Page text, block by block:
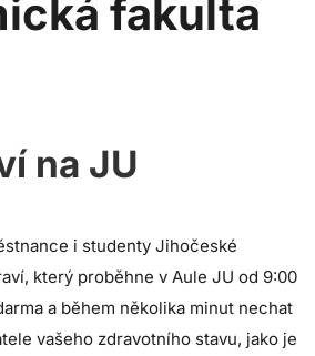
fakulta
na JU
i studenty Jihočeské
který proběhne v Aule JU od 9:00
a během několika minut nechat
vašeho zdravotního stavu, jako je